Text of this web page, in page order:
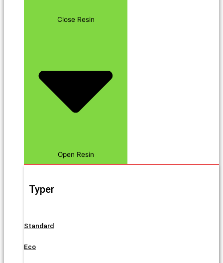
Close Resin
Open Resin
Typer
Standard
Eco